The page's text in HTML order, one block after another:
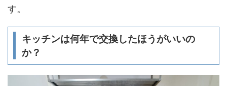
す。
キッチンは何年で交換したほうがいいの
か？